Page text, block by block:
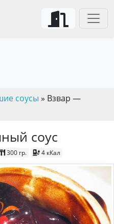
соусы » Взвар —
соус
300 гр. 4 кКал